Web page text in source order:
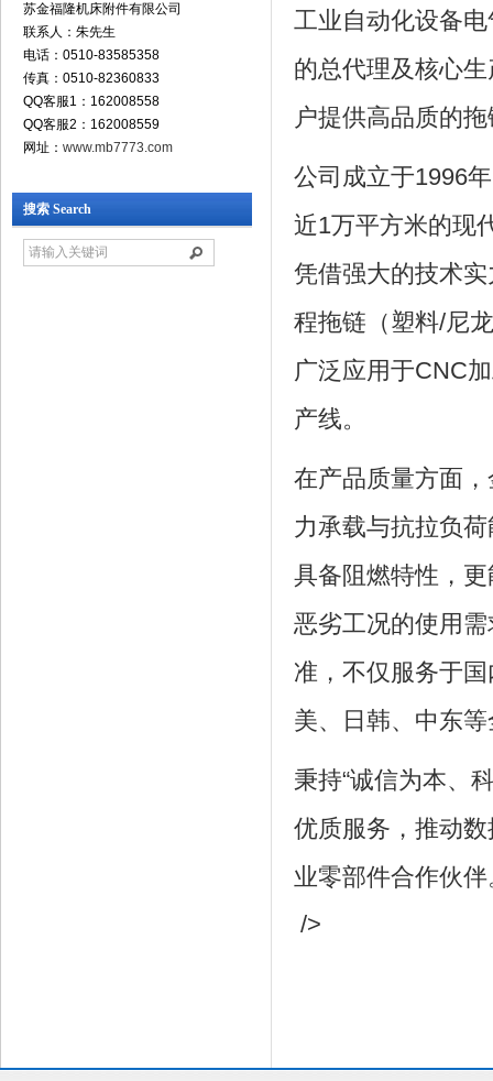
苏金福隆机床附件有限公司
联系人：朱先生
电话：0510-83585358
传真：0510-82360833
QQ客服1：162008558
QQ客服2：162008559
网址： www.mb7773.com
搜索 Search
工业自动化设备
的总代理及核心
户提供高品质的
公司成立于1996
近1万平方米的现
凭借强大的技术
程拖链（塑料/尼
广泛应用于CNC
产线。
在产品质量方面
力承载与抗拉负
具备阻燃特性，
恶劣工况的使用
准，不仅服务于
美、日韩、中东
秉持“诚信为本、
优质服务，推动
业零部件合作伙伴
/>